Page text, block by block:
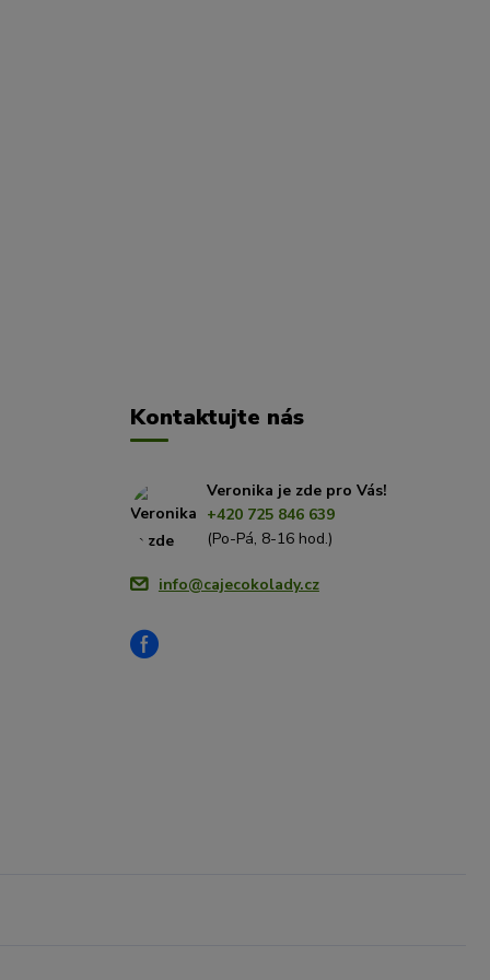
Kontaktujte nás
Veronika je zde pro Vás!
+420 725 846 639
(Po-Pá, 8-16 hod.)
info@cajecokolady.cz